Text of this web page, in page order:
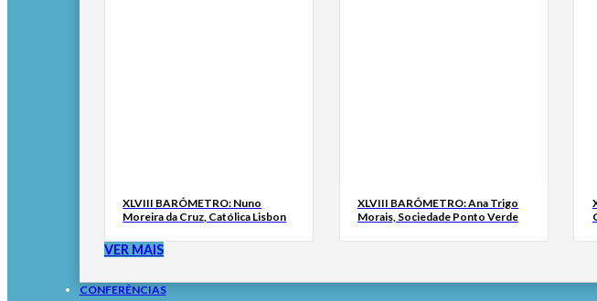
XLVIII BARÓMETRO: Nuno
Moreira da Cruz, Católica Lisbon
XLVIII BARÓMETRO: Ana Trigo
Morais, Sociedade Ponto Verde
VER MAIS
CONFERÊNCIAS